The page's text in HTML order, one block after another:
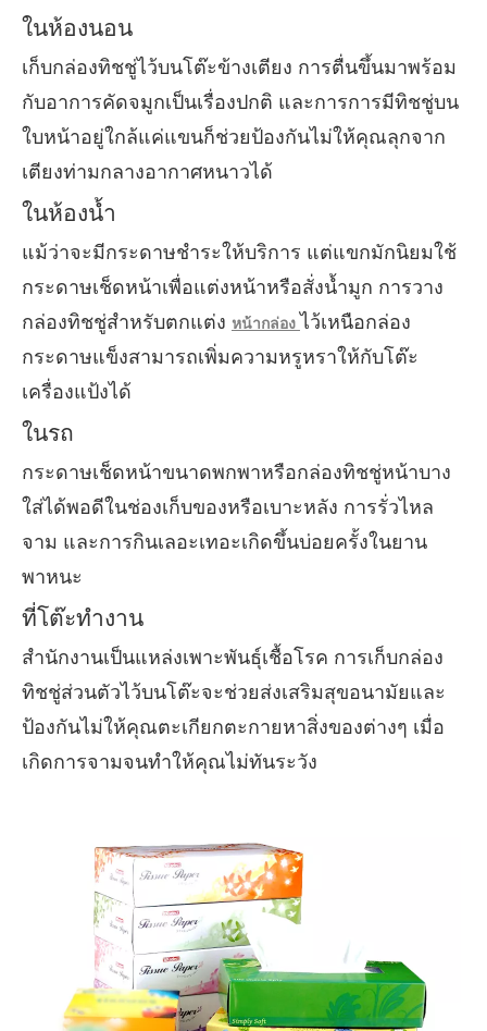
ในห้องนอน
เก็บกล่องทิชชู่ไว้บนโต๊ะข้างเตียง การตื่นขึ้นมาพร้อม
กับอาการคัดจมูกเป็นเรื่องปกติ และการการมีทิชชู่บน
ใบหน้าอยู่ใกล้แค่แขนก็ช่วยป้องกันไม่ให้คุณลุกจาก
เตียงท่ามกลางอากาศหนาวได้
ในห้องน้ำ
แม้ว่าจะมีกระดาษชำระให้บริการ แต่แขกมักนิยมใช้
กระดาษเช็ดหน้าเพื่อแต่งหน้าหรือสั่งน้ำมูก การวาง
กล่องทิชชู่สำหรับตกแต่ง หน้ากล่อง ไว้เหนือกล่อง
กระดาษแข็งสามารถเพิ่มความหรูหราให้กับโต๊ะ
เครื่องแป้งได้
ในรถ
กระดาษเช็ดหน้าขนาดพกพาหรือกล่องทิชชู่หน้าบาง
ใส่ได้พอดีในช่องเก็บของหรือเบาะหลัง การรั่วไหล
จาม และการกินเลอะเทอะเกิดขึ้นบ่อยครั้งในยาน
พาหนะ
ที่โต๊ะทำงาน
สำนักงานเป็นแหล่งเพาะพันธุ์เชื้อโรค การเก็บกล่อง
ทิชชู่ส่วนตัวไว้บนโต๊ะจะช่วยส่งเสริมสุขอนามัยและ
ป้องกันไม่ให้คุณตะเกียกตะกายหาสิ่งของต่างๆ เมื่อ
เกิดการจามจนทำให้คุณไม่ทันระวัง